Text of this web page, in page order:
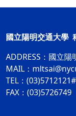
國立陽明交通大學
ADDRESS： 國立陽
MAIL：
TEL：
FAX：(03)5726749